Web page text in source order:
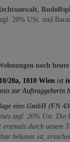
20% USt. und
noch
20a, 1010 Wien ist
zur Auftraggeberin
eins GmbH (FN
zzgl. 20% Ust. Die
durch
bekannt ist,